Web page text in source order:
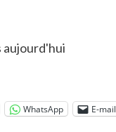
aujourd'hui
WhatsApp E-mail